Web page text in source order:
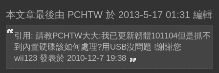
本文章最後由 PCHTW 於 2013-5-17 01:31 編輯
引用: 請教PCHTW大大:我已更新韌體101104但是抓不
到內置硬碟該如何處理?用USB沒問題 !謝謝您
wii123 發表於 2010-12-7 19:38